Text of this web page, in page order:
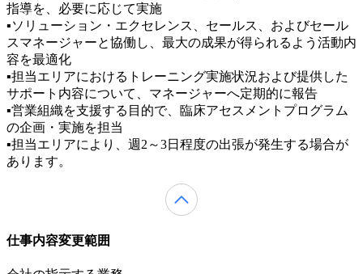
指導を、必要に応じて実施
▪ソリューション・エクセレンス、セールス、およびセール
スマネージャーと協働し、最大の成果が得られるよう活動内
容を最適化
▪担当エリアにおけるトレーニング実施状況および提供した
サポート内容について、マネージャーへ定期的に報告
▪営業組織を支援する目的で、臨床アセスメントプログラム
の企画・実施を担当
▪担当エリアにより、週2～3日程度の出張が発生する場合が
あります。
仕事内容変更範囲